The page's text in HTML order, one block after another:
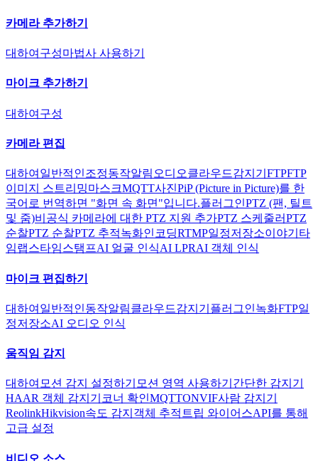
카메라 추가하기
대하여 구성마법사 사용하기
마이크 추가하기
대하여 구성
카메라 편집
대하여 일반적인조정동작알림 오디오클라우드감지기 FTPFTP
이미지 스트리밍마스크MQTT사진PiP (Picture in Picture)를 한
국어로 번역하면 "화면 속 화면"입니다.플러그인PTZ (팬, 틸트
및 줌)비공식 카메라에 대한 PTZ 지원 추가PTZ 스케줄러PTZ
순찰PTZ 순찰PTZ 추적녹화인코딩RTMP일정저장소이야기 타
임랩스타임스탬프AI 얼굴 인식AI LPRAI 객체 인식
마이크 편집하기
대하여 일반적인동작알림클라우드감지기 플러그인녹화FTP일
정저장소AI 오디오 인식
움직임 감지
대하여 모션 감지 설정하기 모션 영역 사용하기 간단한 감지기
HAAR 객체 감지기 코너 확인MQTTONVIF사람 감지기
ReolinkHikvision속도 감지 객체 추적 트립 와이어스API를 통해
고급 설정
비디오 소스